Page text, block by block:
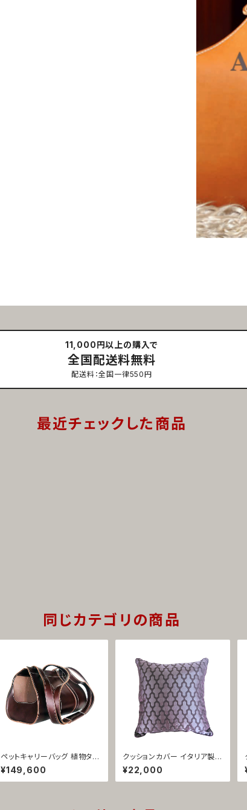
11,000円以上の購入で
全国配送料無料
配送料：全国一律550円
最近チェックした商品
同じカテゴリの商品
ペットキャリーバッグ 植物タン
ニン鞣し革 イタリア製 ブラウ
ン 携帯用 旅行用 1425
¥149,600
クッションカバー イタリア製
ジャガード織 パープル ペラン
1422
¥22,000